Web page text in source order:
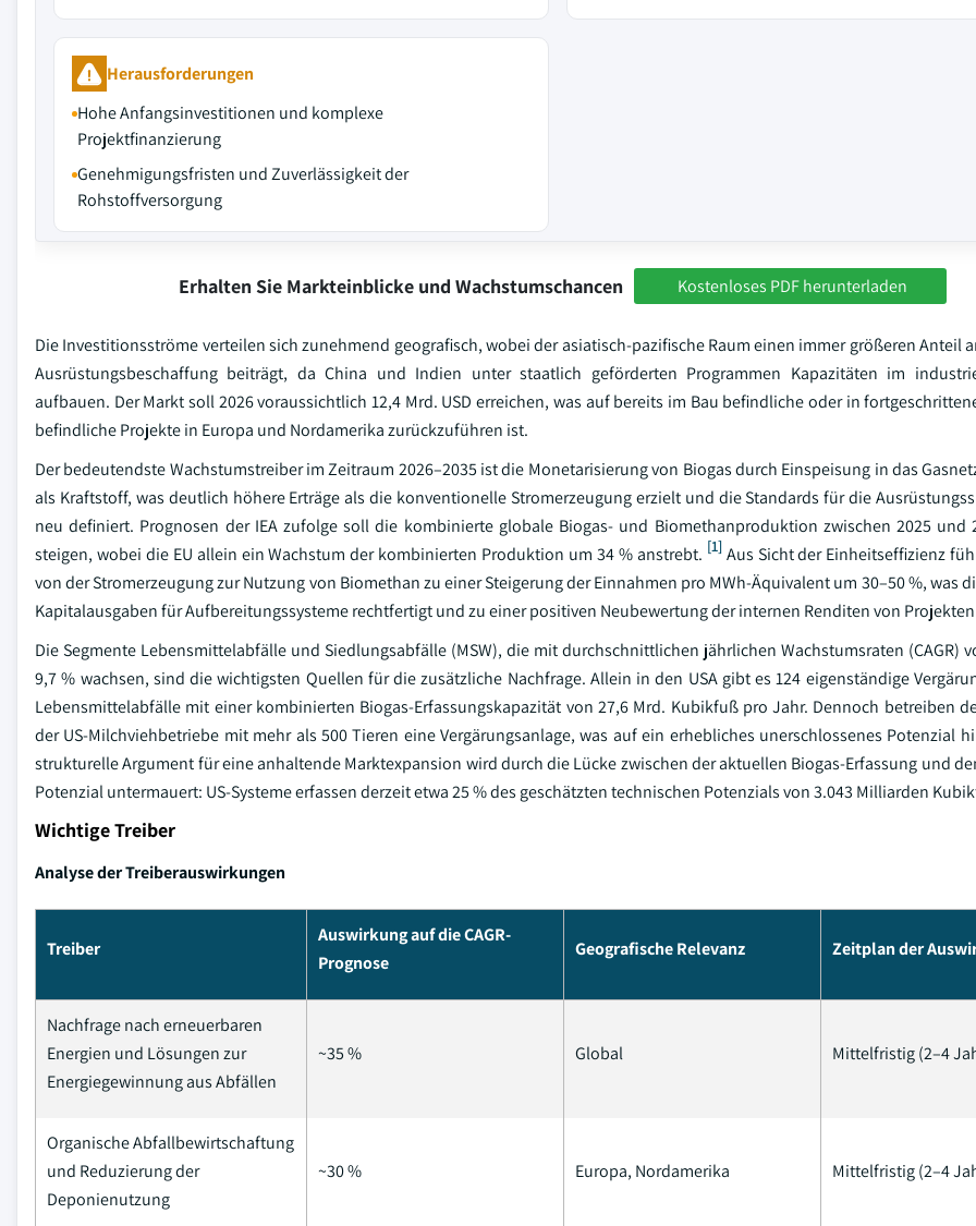
Herausforderungen
Hohe Anfangsinvestitionen und komplexe
Projektfinanzierung
Genehmigungsfristen und Zuverlässigkeit der
Rohstoffversorgung
Erhalten Sie Markteinblicke und Wachstumschancen Kostenloses PDF herunterladen
Die Investitionsströme verteilen sich zunehmend geografisch, wobei der asiatisch-pazifische Raum einen immer größeren Anteil
Ausrüstungsbeschaffung beiträgt, da China und Indien unter staatlich geförderten Programmen Kapazitäten im
aufbauen. Der Markt soll 2026 voraussichtlich 12,4 Mrd. USD erreichen, was auf bereits im Bau befindliche oder in
befindliche Projekte in Europa und Nordamerika zurückzuführen ist.
Der bedeutendste Wachstumstreiber im Zeitraum 2026–2035 ist die Monetarisierung von Biogas durch Einspeisung in das
als Kraftstoff, was deutlich höhere Erträge als die konventionelle Stromerzeugung erzielt und die Standards für die
neu definiert. Prognosen der IEA zufolge soll die kombinierte globale Biogas- und Biomethanproduktion zwischen 2025 und
steigen, wobei die EU allein ein Wachstum der kombinierten Produktion um 34 % anstrebt. [1]Aus Sicht der Einheitseffizienz
von der Stromerzeugung zur Nutzung von Biomethan zu einer Steigerung der Einnahmen pro MWh-Äquivalent um 30–50 %, was
Kapitalausgaben für Aufbereitungssysteme rechtfertigt und zu einer positiven Neubewertung der internen Renditen von
Die Segmente Lebensmittelabfälle und Siedlungsabfälle (MSW), die mit durchschnittlichen jährlichen Wachstumsraten (CAGR)
9,7 % wachsen, sind die wichtigsten Quellen für die zusätzliche Nachfrage. Allein in den USA gibt es 124 eigenständige
Lebensmittelabfälle mit einer kombinierten Biogas-Erfassungskapazität von 27,6 Mrd. Kubikfuß pro Jahr. Dennoch betreiben
der US-Milchviehbetriebe mit mehr als 500 Tieren eine Vergärungsanlage, was auf ein erhebliches unerschlossenes Potenzial
strukturelle Argument für eine anhaltende Marktexpansion wird durch die Lücke zwischen der aktuellen Biogas-Erfassung und
Potenzial untermauert: US-Systeme erfassen derzeit etwa 25 % des geschätzten technischen Potenzials von 3.043 Milliarden
Wichtige Treiber
Analyse der Treiberauswirkungen
Treiber
Auswirkung auf die CAGR-
Prognose
Geografische Relevanz Zeitplan der
Nachfrage nach erneuerbaren
Energien und Lösungen zur
Energiegewinnung aus Abfällen
~35 % Global Mittelfristig (2–4
Organische Abfallbewirtschaftung
und Reduzierung der
Deponienutzung
~30 % Europa, Nordamerika Mittelfristig (2–4